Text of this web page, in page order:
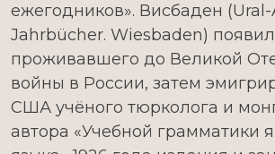
ежегодников». Висбаден
Jahrbücher. Wiesbaden)
проживавшего до Великой
войны в России, затем
США учёного тюрколога и
автора «Учебной грамматики